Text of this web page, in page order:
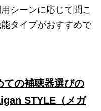
シーンに応じて聞こ
タイプがおすすめで
ての補聴器選びの
STYLE（メガ